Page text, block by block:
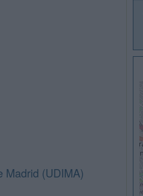
Madrid (UDIMA)